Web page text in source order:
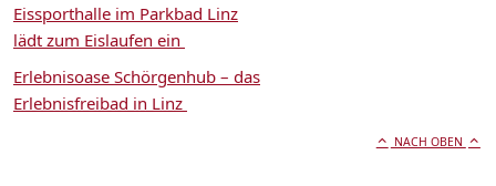
Eissporthalle im Parkbad Linz
lädt zum Eislaufen ein
Erlebnisoase Schörgenhub – das
Erlebnisfreibad in Linz
NACH OBEN